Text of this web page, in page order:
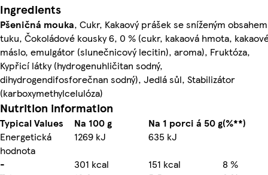
Ingredients
Pšeničná mouka, Cukr, Kakaový prášek se sníženým obsahem
tuku, Čokoládové kousky 6, 0 % (cukr, kakaová hmota,
máslo, emulgátor (slunečnicový lecitin), aroma), Fruktóza,
Kypřicí látky (hydrogenuhličitan sodný,
dihydrogendifosforečnan sodný), Jedlá sůl, Stabilizátor
(karboxymethylcelulóza)
Nutrition information
Typical Values Na 100 g Na 1 porci á 50 g(%**)
Energetická
hodnota
1269 kJ
635 kJ
-
301 kcal 151 kcal
8 %